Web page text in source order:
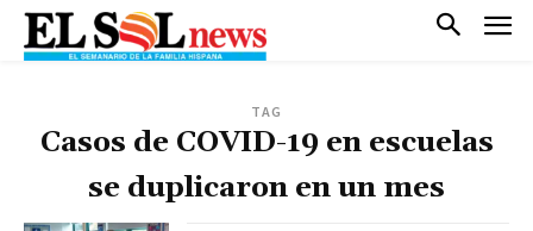
TAG
Casos de COVID-19 en escuelas
se duplicaron en un mes